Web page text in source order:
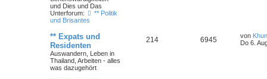
und Dies und Das
Unterforum:
** Politik
und Brisantes
** Expats und
Residenten
Auswandern, Leben in
Thailand, Arbeiten - alles
was dazugehört
214 6945 von
Do 6.